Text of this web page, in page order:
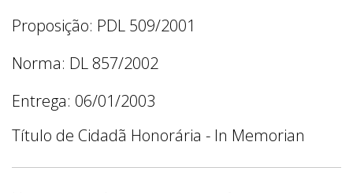
Proposição: PDL 509/2001
Norma: DL 857/2002
Entrega: 06/01/2003
Título de Cidadã Honorária - In Memorian